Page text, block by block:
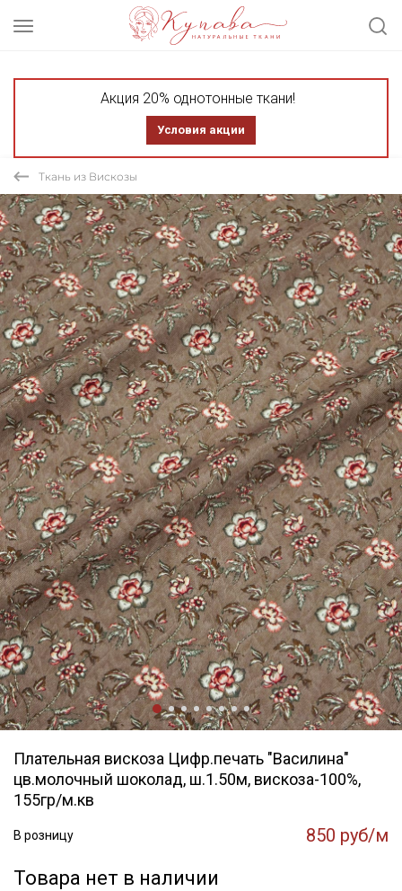
Акция 20% однотонные ткани!
Условия акции
Ткань из Вискозы
Плательная вискоза Цифр.печать "Василина"
цв.молочный шоколад, ш.1.50м, вискоза-100%,
155гр/м.кв
В розницу 850 руб/м
Товара нет в наличии